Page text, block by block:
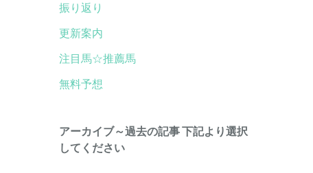
振り返り
更新案内
注目馬☆推薦馬
無料予想
アーカイブ～過去の記事 下記より選択
してください